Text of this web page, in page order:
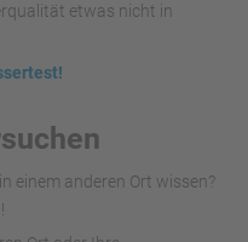
etwas nicht in
einem anderen Ort wissen?